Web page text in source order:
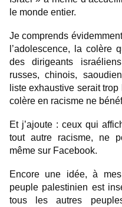
le monde entier.
Je comprends
l’adolescence, la colère
des dirigeants
russes, chinois,
liste exhaustive serait
colère en racisme ne
Et j’ajoute : ceux qui
tout autre racisme, ne
même sur Facebook.
Encore une idée, à
peuple palestinien est
tous les autres